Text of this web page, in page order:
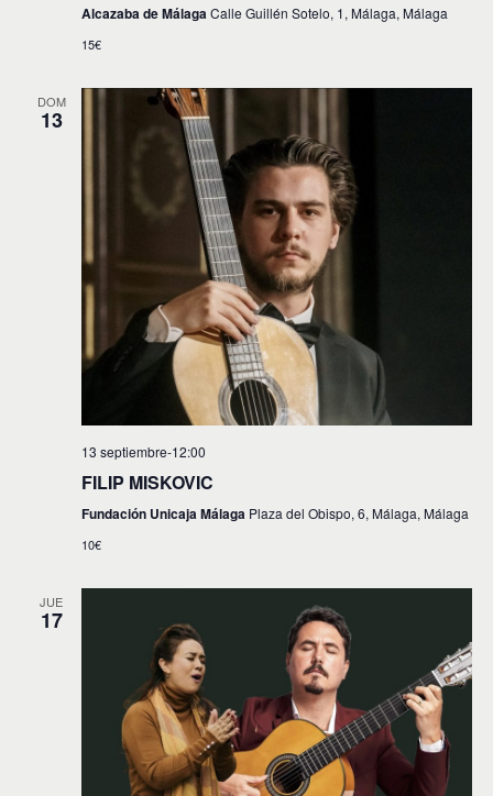
Alcazaba de MálagaCalle Guillén Sotelo, 1, Málaga, Málaga
15€
DOM
13
13 septiembre-12:00
FILIP MISKOVIC
Fundación Unicaja Málaga Plaza del Obispo, 6, Málaga, Málaga
10€
JUE
17